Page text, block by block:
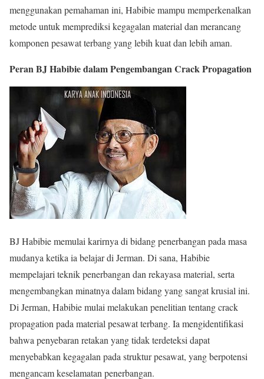
menggunakan pemahaman ini, Habibie mampu memperkenalkan
metode untuk memprediksi kegagalan material dan merancang
komponen pesawat terbang yang lebih kuat dan lebih aman.
Peran BJ Habibie dalam Pengembangan Crack Propagation
BJ Habibie memulai karirnya di bidang penerbangan pada masa
mudanya ketika ia belajar di Jerman. Di sana, Habibie
mempelajari teknik penerbangan dan rekayasa material, serta
mengembangkan minatnya dalam bidang yang sangat krusial ini.
Di Jerman, Habibie mulai melakukan penelitian tentang crack
propagation pada material pesawat terbang. Ia mengidentifikasi
bahwa penyebaran retakan yang tidak terdeteksi dapat
menyebabkan kegagalan pada struktur pesawat, yang berpotensi
mengancam keselamatan penerbangan.